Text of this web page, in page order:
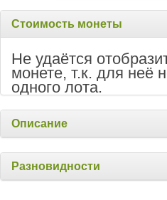
Стоимость монеты
Не удаётся
монете, т.к. для неё
одного лота.
Описание
Разновидности